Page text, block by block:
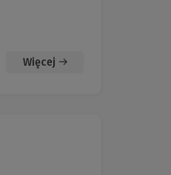
Więcej